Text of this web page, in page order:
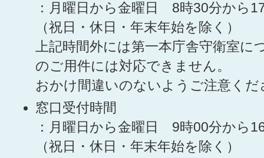
：月曜日から金曜日 8時30分から
（祝日・休日・年末年始を除く）
上記時間外には第一本庁舎守衛室に
のご用件には対応できません。
おかけ間違いのないようご注意くだ
窓口受付時間
：月曜日から金曜日 9時00分から
（祝日・休日・年末年始を除く）